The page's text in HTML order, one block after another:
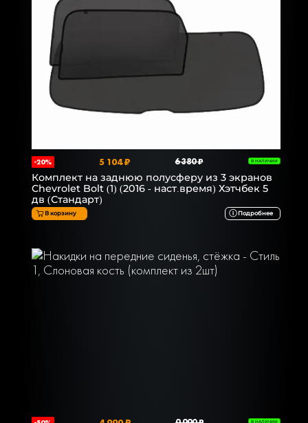
-20% 5 104 ₽ 6 380 ₽ В НАЛИЧИИ
Комплект на заднюю полусферу из 3 экранов
Chevrolet Bolt (1) (2016 - наст.время) Хэтчбек 5
дв (Стандарт)
В корзину Подробнее
В НАЛИЧИИ